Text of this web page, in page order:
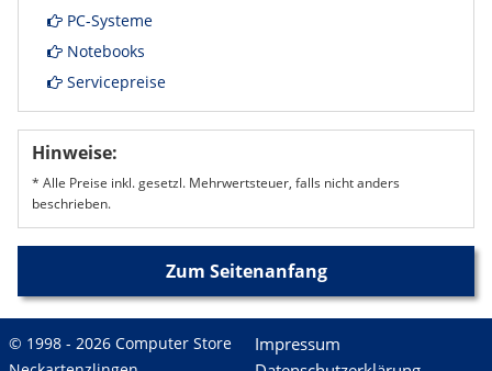
PC-Systeme
Notebooks
Servicepreise
Hinweise:
* Alle Preise inkl. gesetzl. Mehrwertsteuer, falls nicht anders
beschrieben.
Zum Seitenanfang
© 1998 - 2026 Computer Store
Impressum